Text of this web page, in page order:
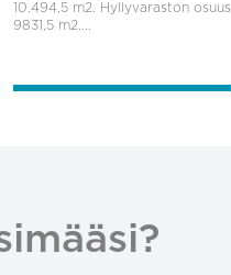
10.494,5 m2. Hyllyvaraston osuus
9831,5 m2....